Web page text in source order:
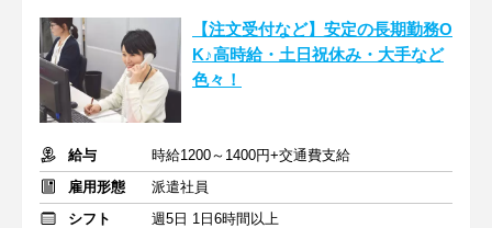
【注文受付など】安定の長期勤務O
K♪高時給・土日祝休み・大手など
色々！
給与
時給1200～1400円+交通費支給
雇用形態
派遣社員
シフト
週5日 1日6時間以上